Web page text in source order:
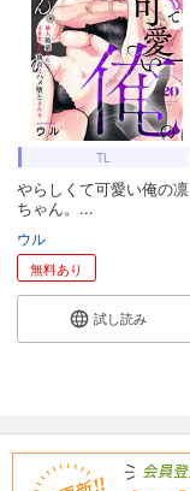
TL
やらしくて可愛い俺の凛
ちゃん。...
ウル
無料あり
試し読み